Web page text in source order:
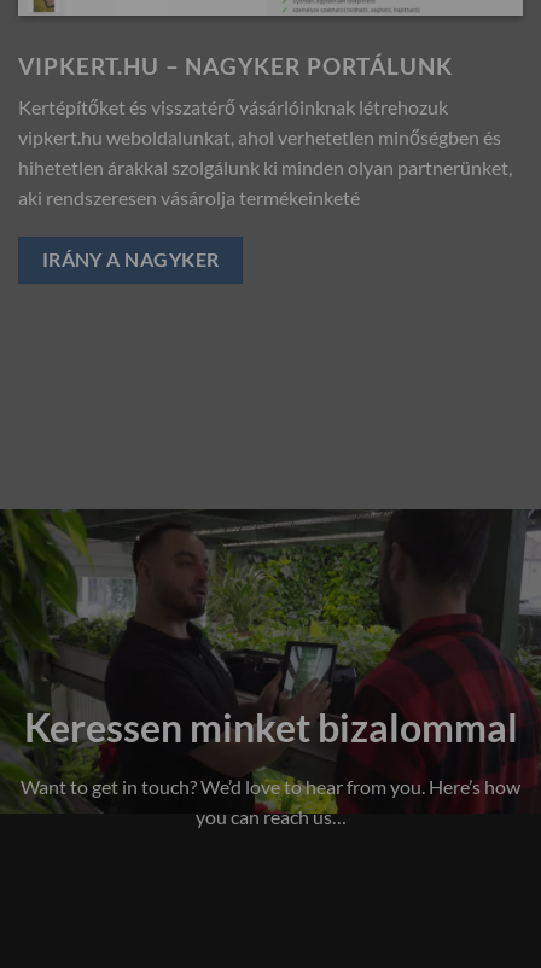
VIPKERT.HU – NAGYKER PORTÁLUNK
Kertépítőket és visszatérő vásárlóinknak létrehozuk
vipkert.hu weboldalunkat, ahol verhetetlen minőségben és
hihetetlen árakkal szolgálunk ki minden olyan partnerünket,
aki rendszeresen vásárolja termékeinketé
IRÁNY A NAGYKER
Keressen minket bizalommal
Want to get in touch? We’d love to hear from you. Here’s how
you can reach us…